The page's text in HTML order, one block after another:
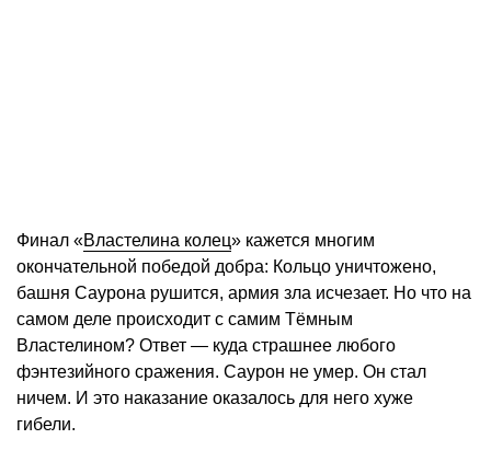
Финал «Властелина колец» кажется многим
окончательной победой добра: Кольцо уничтожено,
башня Саурона рушится, армия зла исчезает. Но что на
самом деле происходит с самим Тёмным
Властелином? Ответ — куда страшнее любого
фэнтезийного сражения. Саурон не умер. Он стал
ничем. И это наказание оказалось для него хуже
гибели.